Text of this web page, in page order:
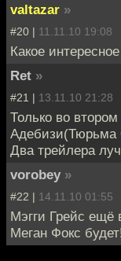
valtazar »
#20 | 11.11.10 19:08
Какое
Ret »
#21 | 13.11.10 21:28
Только во
Адебизи(Тюрьма
Два трейлера
vorobey »
#22 | 14.11.10 01:55
Мэгги Грейс ещё
Меган Фокс будет!